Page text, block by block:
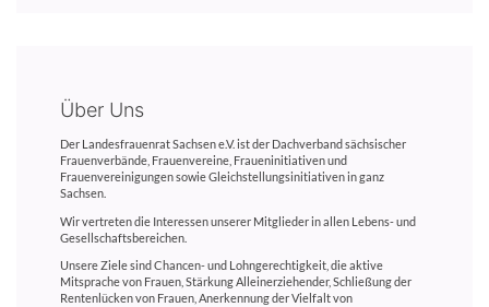
Über Uns
Der Landesfrauenrat Sachsen e.V. ist der Dachverband sächsischer
Frauenverbände, Frauenvereine, Fraueninitiativen und
Frauenvereinigungen sowie Gleichstellungsinitiativen in ganz
Sachsen.
Wir vertreten die Interessen unserer Mitglieder in allen Lebens- und
Gesellschaftsbereichen.
Unsere Ziele sind Chancen- und Lohngerechtigkeit, die aktive
Mitsprache von Frauen, Stärkung Alleinerziehender, Schließung der
Rentenlücken von Frauen, Anerkennung der Vielfalt von